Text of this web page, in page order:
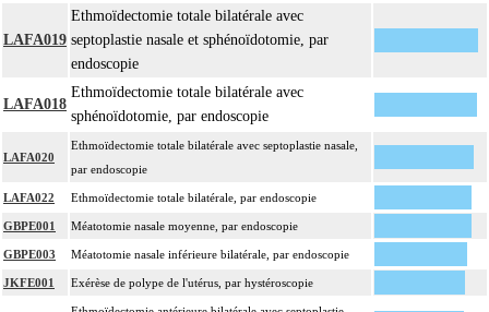
Par cible, on entend : lésion individualisée à prélever, quel que soit le nombre
LAFA019
Ethmoïdectomie totale bilatérale avec
septoplastie nasale et sphénoïdotomie, par
endoscopie
LAFA018
Ethmoïdectomie totale bilatérale avec
sphénoïdotomie, par endoscopie
LAFA020
Ethmoïdectomie totale bilatérale avec septoplastie nasale,
par endoscopie
LAFA022 Ethmoïdectomie totale bilatérale, par endoscopie
GBPE001 Méatotomie nasale moyenne, par endoscopie
GBPE003 Méatotomie nasale inférieure bilatérale, par endoscopie
JKFE001 Exérèse de polype de l'utérus, par hystéroscopie